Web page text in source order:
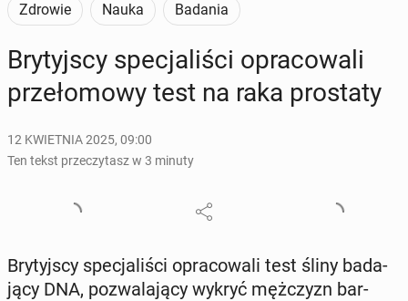
Zdrowie Nauka Badania
Bry­tyj­scy spe­cja­li­ści opra­co­wa­li
prze­ło­mo­wy test na raka pro­sta­ty
12 KWIETNIA 2025, 09:00
Ten tekst przeczytasz w 3 minuty
Bry­tyj­scy spe­cja­li­ści opra­co­wa­li test śliny ba­da­
ją­cy DNA, po­zwa­la­ją­cy wykryć męż­czyzn bar­